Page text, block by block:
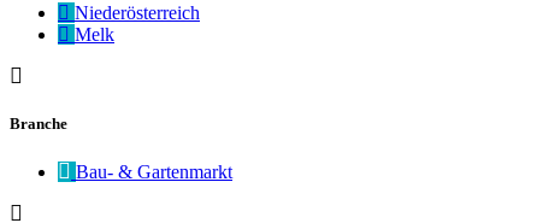
Niederösterreich
Melk
Branche
Bau- & Gartenmarkt